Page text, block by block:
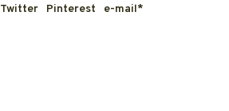
Twitter Pinterest e-mail*